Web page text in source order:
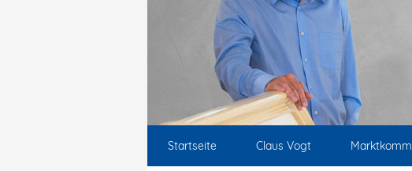
Startseite Claus Vogt